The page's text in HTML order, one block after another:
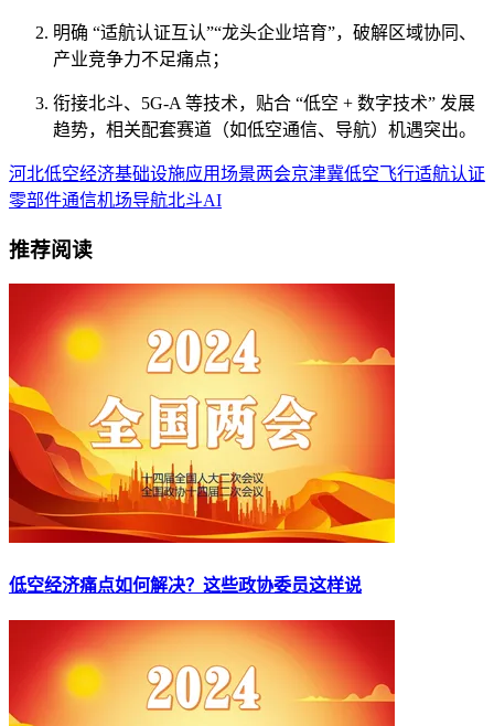
明确 “适航认证互认”“龙头企业培育”，破解区域协同、
产业竞争力不足痛点；
衔接北斗、5G-A 等技术，贴合 “低空 + 数字技术” 发展
趋势，相关配套赛道（如低空通信、导航）机遇突出。
河北低空经济基础设施应用场景两会京津冀低空飞行适航认证
零部件通信机场导航北斗AI
推荐阅读
低空经济痛点如何解决？这些政协委员这样说